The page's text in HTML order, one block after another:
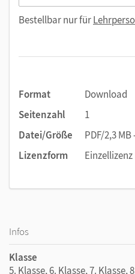
Bestellbar nur für
Format
Download
Seitenzahl
1
Datei/Größe
PDF/2,3
Lizenzform
Einzellizenz
Infos
Klasse
5. Klasse, 6. Klasse, 7. Klasse,